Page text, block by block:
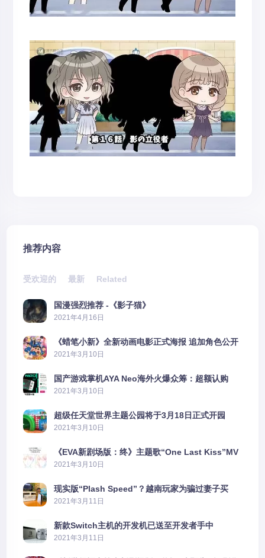
推荐内容
受欢迎的 最新 Related
国漫强烈推荐 -《影子猫》
2021年4月16日
《蜡笔小新》全新动画电影正式海报 追加角色公开
2021年3月10日
国产游戏掌机AYA Neo海外火爆众筹：超额认购
2606%
2021年3月10日
超级任天堂世界主题公园将于3月18日正式开园
2021年3月10日
《EVA新剧场版：终》主题歌“One Last Kiss”MV
公布
2021年3月10日
现实版“Plash Speed”？越南玩家为骗过妻子买
PS5上演好戏
2021年3月11日
新款Switch主机的开发机已送至开发者手中
2021年3月11日